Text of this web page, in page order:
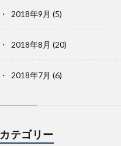
2018年9月 (5)
2018年8月 (20)
2018年7月 (6)
カテゴリー